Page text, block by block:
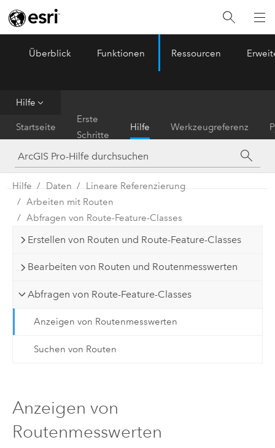
ArcGIS Pro
Überblick Funktionen Ressourcen
Hilfe
Startseite
Erste
Schritte
Hilfe Werkzeugreferenz
Hilfe Daten
Lineare Referenzierung
Arbeiten mit Routen
Abfragen von Route-Feature-Classes
Erstellen von Routen und Route-Feature-Classes
Bearbeiten von Routen und Routenmesswerten
Abfragen von Route-Feature-Classes
Anzeigen von Routenmesswerten
Suchen von Routen
Anzeigen von
Routenmesswerten